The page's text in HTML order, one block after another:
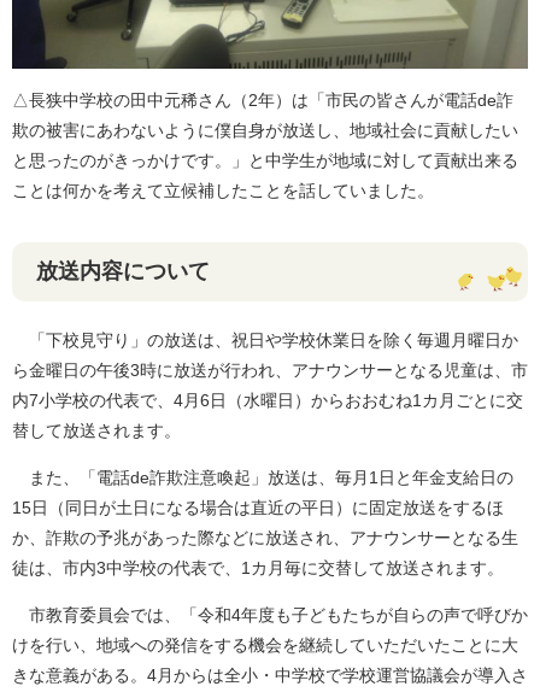
△長狭中学校の田中元稀さん（2年）は「市民の皆さんが電話de詐
欺の被害にあわないように僕自身が放送し、地域社会に貢献したい
と思ったのがきっかけです。」と中学生が地域に対して貢献出来る
ことは何かを考えて立候補したことを話していました。
放送内容について
「下校見守り」の放送は、祝日や学校休業日を除く毎週月曜日か
ら金曜日の午後3時に放送が行われ、アナウンサーとなる児童は、市
内7小学校の代表で、4月6日（水曜日）からおおむね1カ月ごとに交
替して放送されます。
また、「電話de詐欺注意喚起」放送は、毎月1日と年金支給日の
15日（同日が土日になる場合は直近の平日）に固定放送をするほ
か、詐欺の予兆があった際などに放送され、アナウンサーとなる生
徒は、市内3中学校の代表で、1カ月毎に交替して放送されます。
市教育委員会では、「令和4年度も子どもたちが自らの声で呼びか
けを行い、地域への発信をする機会を継続していただいたことに大
きな意義がある。4月からは全小・中学校で学校運営協議会が導入さ